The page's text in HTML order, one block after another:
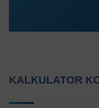
KALKULATOR